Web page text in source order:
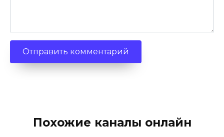
Похожие каналы онлайн